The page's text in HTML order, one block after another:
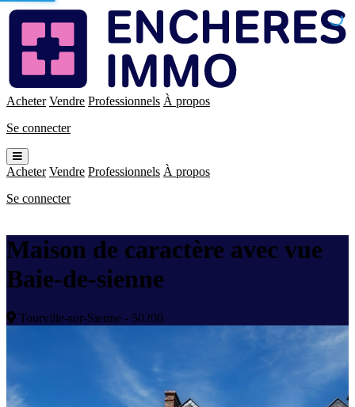
Enchères
Immo
Acheter Vendre Professionnels À propos
Se connecter
Ouvrir
le
menu
Acheter Vendre Professionnels À propos
Se connecter
Maison de caractère avec vue
Baie-de-sienne
Tourville-sur-Sienne - 50200